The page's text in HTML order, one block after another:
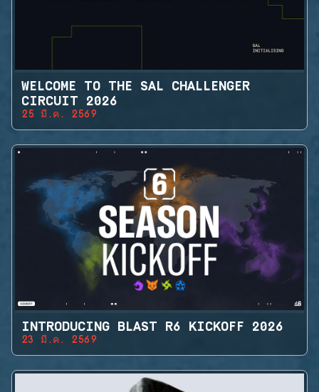
WELCOME TO THE SAL CHALLENGER
CIRCUIT 2026
25 มี.ค. 2569
INTRODUCING BLAST R6 KICKOFF 2026
23 มี.ค. 2569